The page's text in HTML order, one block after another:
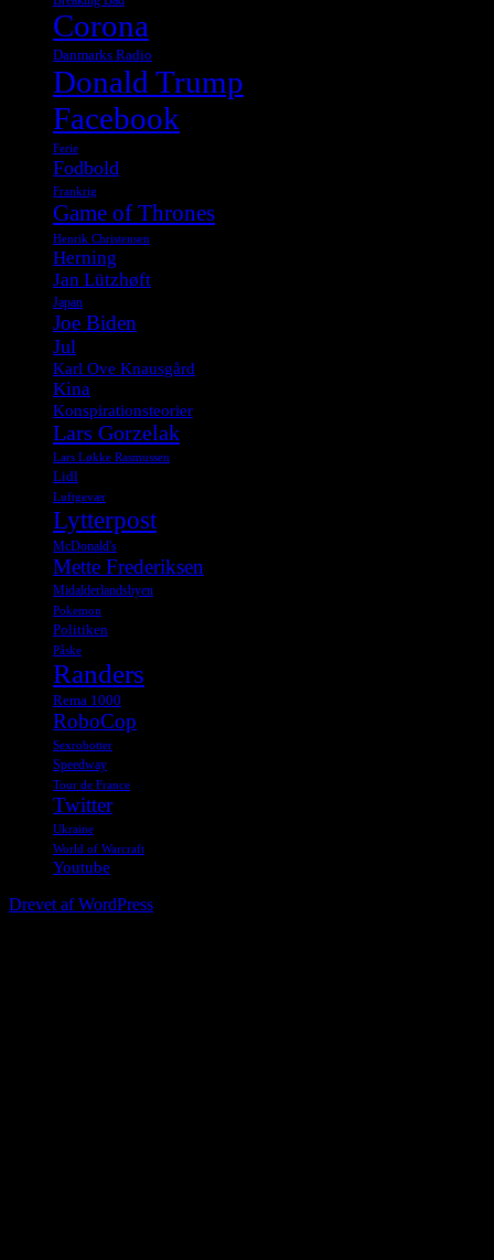
Corona
Danmarks Radio
Donald Trump
Facebook
Ferie
Fodbold
Frankrig
Game of Thrones
Henrik Christensen
Herning
Jan Lützhøft
Japan
Joe Biden
Jul
Karl Ove Knausgård
Kina
Konspirationsteorier
Lars Gorzelak
Lars Løkke Rasmussen
Lidl
Luftgevær
Lytterpost
McDonald's
Mette Frederiksen
Midalderlandsbyen
Pokemon
Politiken
Påske
Randers
Rema 1000
RoboCop
Sexrobotter
Speedway
Tour de France
Twitter
Ukraine
World of Warcraft
Youtube
Drevet af WordPress